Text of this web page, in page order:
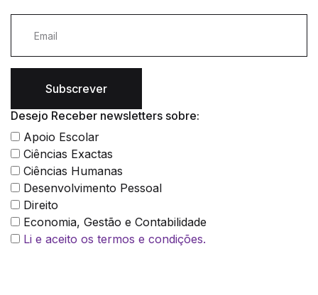
Subscrever
Desejo Receber newsletters sobre:
Apoio Escolar
Ciências Exactas
Ciências Humanas
Desenvolvimento Pessoal
Direito
Economia, Gestão e Contabilidade
Li e aceito os termos e condições.